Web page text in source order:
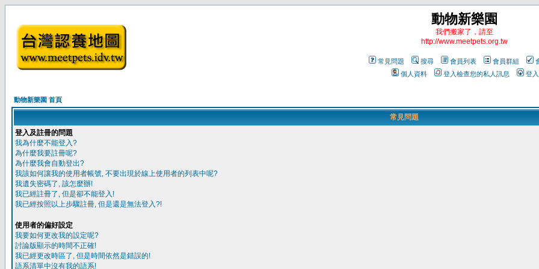
動物新樂園
我們搬家了，請至
http://www.meetpets.org.tw
常見問題 搜尋 會員列表 會員群組
個人資料
登入檢查您的私人訊息 登入
動物新樂園 首頁
常見問題
登入及註冊的問題
我為什麼不能登入?
為什麼我要註冊呢?
為什麼我會自動登出?
我該如何讓我的使用者帳號, 不要出現於線上使用者的列表中呢?
我遺失密碼了, 該怎麼辦!
我已經註冊了, 但是卻不能登入!
我已經按照以上步驟註冊, 但是還是無法登入?!
使用者的偏好設定
我要如何更改我的設定呢?
討論版顯示的時間不正確!
我已經更改時區了, 但是時間依然是錯誤的!
語系清單中沒有我的語系!